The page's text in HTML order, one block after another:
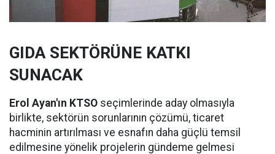
GIDA SEKTÖRÜNE KATKI
SUNACAK
Erol Ayan'ın KTSO seçimlerinde aday olmasıyla
birlikte, sektörün sorunlarının çözümü, ticaret
hacminin artırılması ve esnafın daha güçlü temsil
edilmesine yönelik projelerin gündeme gelmesi